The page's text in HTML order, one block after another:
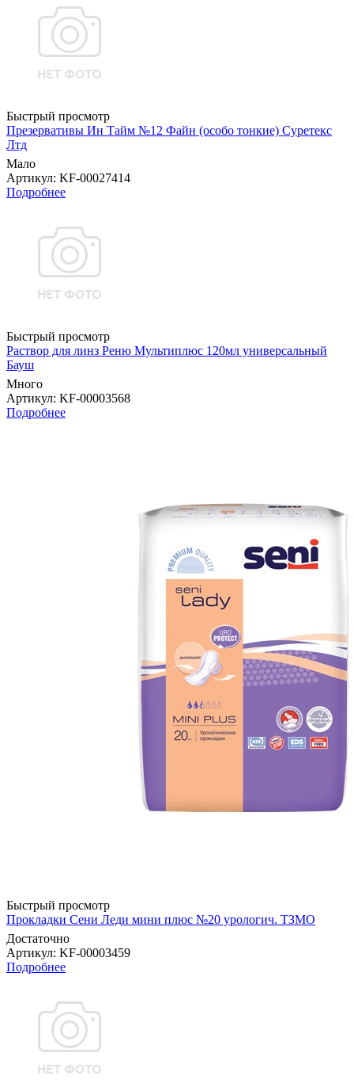
Быстрый просмотр
Презервативы Ин Тайм №12 Файн (особо тонкие) Суретекс
Лтд
Мало
Артикул: KF-00027414
Подробнее
Быстрый просмотр
Раствор для линз Реню Мультиплюс 120мл универсальный
Бауш
Много
Артикул: KF-00003568
Подробнее
Быстрый просмотр
Прокладки Сени Леди мини плюс №20 урологич. ТЗМО
Достаточно
Артикул: KF-00003459
Подробнее